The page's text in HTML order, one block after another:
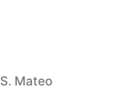
Posted
S. Mateo